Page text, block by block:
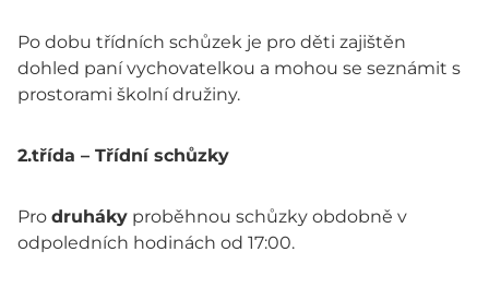
Po dobu třídních schůzek je pro děti zajištěn
dohled paní vychovatelkou a mohou se seznámit s
prostorami školní družiny.
2.třída – Třídní schůzky
Pro druháky proběhnou schůzky obdobně v
odpoledních hodinách od 17:00.